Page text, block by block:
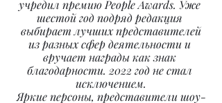
учредил премию People Awards. Уже
шестой год подряд редакция
выбирает лучших представителей
из разных сфер деятельности и
вручает награды как знак
благодарности. 2022 год не стал
исключением.
Яркие персоны, представители шоу-